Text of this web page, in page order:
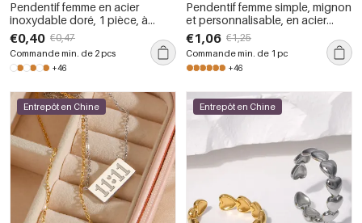
Pendentif femme en acier
inoxydable doré, 1 pièce, à
personnaliser avec une lettre
€0,40 €0,47
Commande min. de 2 pcs
+46
Pendentif femme simple, mignon
et personnalisable, en acier
inoxydable, couleur or, avec
lettre, en 1 pièce
€1,06 €1,25
Commande min. de 1 pc
+46
Entrepôt en Chine Entrepôt en Chine